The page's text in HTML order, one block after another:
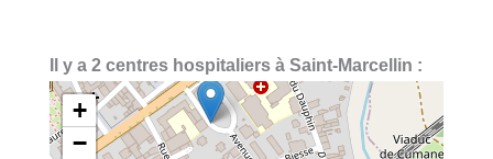
Il y a 2 centres hospitaliers à Saint-Marcellin :
+
−